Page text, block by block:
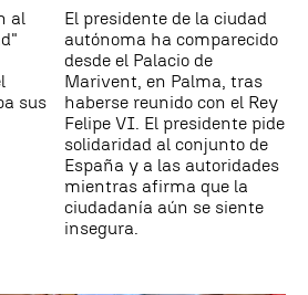
al
sus
El presidente de la ciudad
autónoma ha comparecido
desde el Palacio de
Marivent, en Palma, tras
haberse reunido con el Rey
Felipe VI. El presidente pide
solidaridad al conjunto de
España y a las autoridades
mientras afirma que la
ciudadanía aún se siente
insegura.